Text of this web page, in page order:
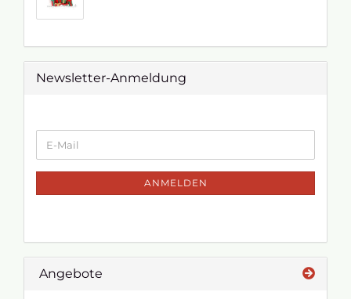
Newsletter-Anmeldung
ANMELDEN
Angebote